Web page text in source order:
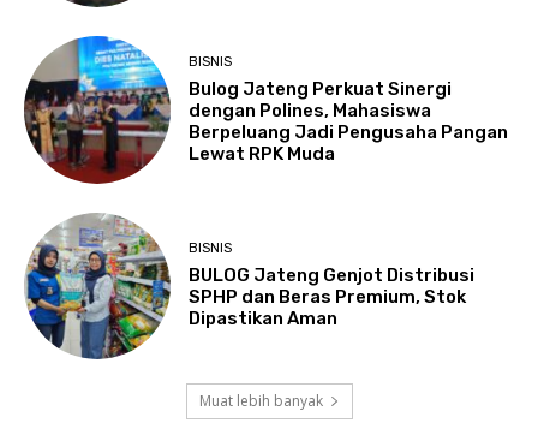
BISNIS
Bulog Jateng Perkuat Sinergi
dengan Polines, Mahasiswa
Berpeluang Jadi Pengusaha Pangan
Lewat RPK Muda
BISNIS
BULOG Jateng Genjot Distribusi
SPHP dan Beras Premium, Stok
Dipastikan Aman
Muat lebih banyak